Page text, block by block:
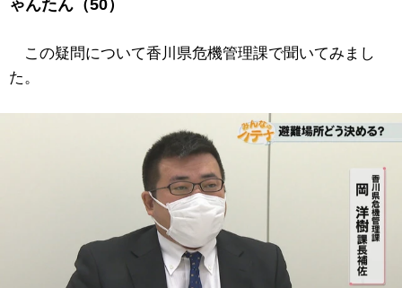
ゃんたん（50）
この疑問について香川県危機管理課で聞いてみまし
た。